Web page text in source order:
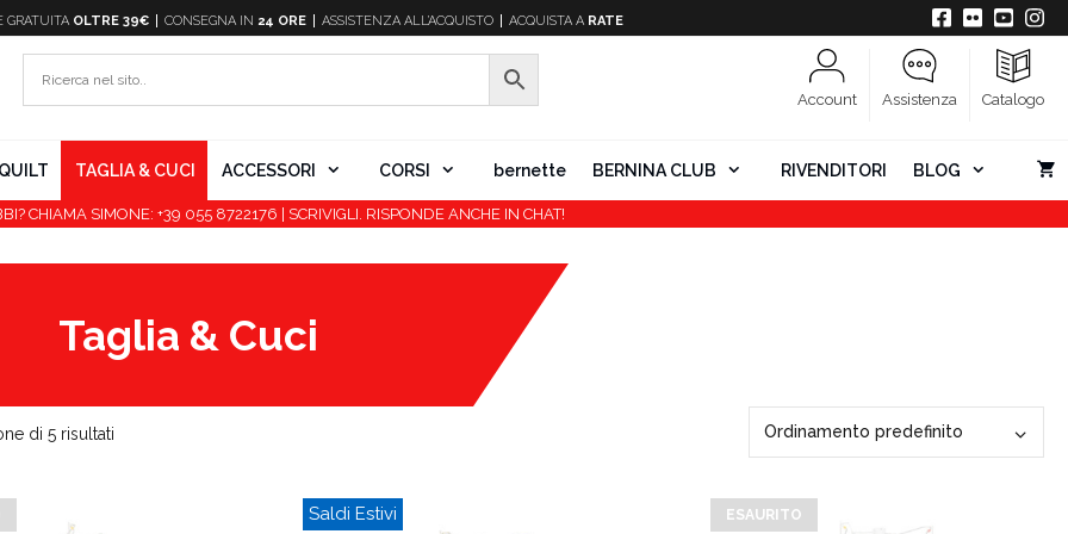
GRATUITA OLTRE 39€ CONSEGNA IN 24 ORE ASSISTENZA ALL’ACQUISTO ACQUISTA A RATE
Account Assistenza Catalogo
TAGLIA & CUCI ACCESSORI CORSI bernette BERNINA CLUB RIVENDITORI BLOG
CHIAMA SIMONE: +39 055 8722176 | SCRIVIGLI. RISPONDE ANCHE IN CHAT!
Taglia & Cuci
di 5 risultati
Saldi Estivi ESAURITO